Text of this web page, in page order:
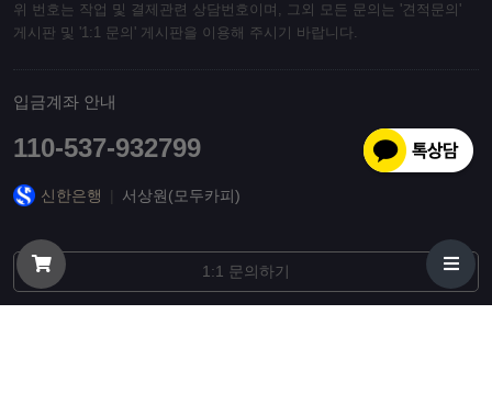
위 번호는 작업 및 결제관련 상담번호이며, 그외 모든 문의는 '견적문의'
게시판 및 '1:1 문의' 게시판을 이용해 주시기 바랍니다.
입금계좌 안내
110-537-932799
신한은행 서상원(모두카피)
1:1 문의하기